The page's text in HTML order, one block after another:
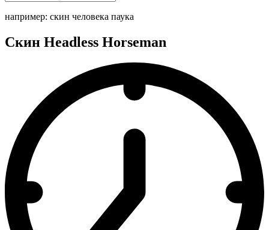
например: скин человека паука
Скин Headless Horseman